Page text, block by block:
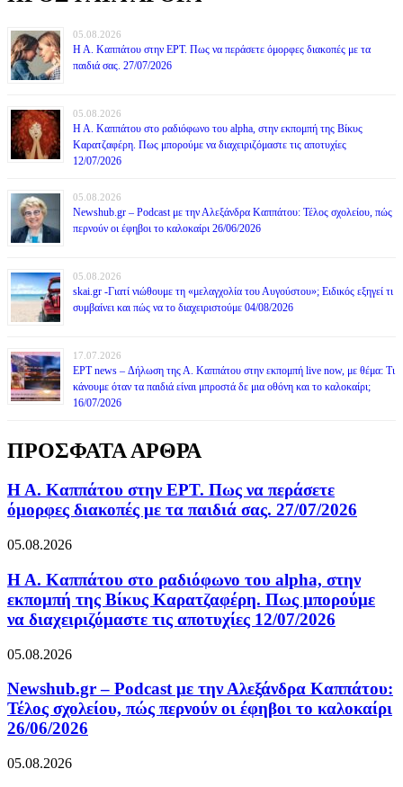
05.08.2026
Η Α. Καππάτου στην ΕΡΤ. Πως να περάσετε όμορφες διακοπές με τα
παιδιά σας. 27/07/2026
05.08.2026
Η Α. Καππάτου στο ραδιόφωνο του alpha, στην εκπομπή της Βίκυς
Καρατζαφέρη. Πως μπορούμε να διαχειριζόμαστε τις αποτυχίες
12/07/2026
05.08.2026
Newshub.gr – Podcast με την Αλεξάνδρα Καππάτου: Τέλος σχολείου, πώς
περνούν οι έφηβοι το καλοκαίρι 26/06/2026
05.08.2026
skai.gr -Γιατί νιώθουμε τη «μελαγχολία του Αυγούστου»; Ειδικός εξηγεί τι
συμβαίνει και πώς να το διαχειριστούμε 04/08/2026
17.07.2026
ΕΡΤ news – Δήλωση της Α. Καππάτου στην εκπομπή live now, με θέμα: Τι
κάνουμε όταν τα παιδιά είναι μπροστά δε μια οθόνη και το καλοκαίρι;
16/07/2026
ΠΡΟΣΦΑΤΑ ΑΡΘΡΑ
Η Α. Καππάτου στην ΕΡΤ. Πως να περάσετε
όμορφες διακοπές με τα παιδιά σας. 27/07/2026
05.08.2026
Η Α. Καππάτου στο ραδιόφωνο του alpha, στην
εκπομπή της Βίκυς Καρατζαφέρη. Πως μπορούμε
να διαχειριζόμαστε τις αποτυχίες 12/07/2026
05.08.2026
Newshub.gr – Podcast με την Αλεξάνδρα Καππάτου:
Τέλος σχολείου, πώς περνούν οι έφηβοι το καλοκαίρι
26/06/2026
05.08.2026